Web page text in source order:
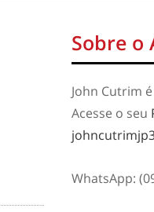
Sobre o
John Cutrim
Acesse o seu
WhatsApp: